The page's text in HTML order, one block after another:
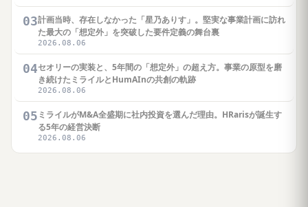
03計画当時、存在しなかった「星乃ありす」。堅実な事業計画に訪れ
た最大の「想定外」を突破した要件定義の舞台裏
2026.08.06
04セオリーの実装と、5年間の「想定外」の超え方。事業の原型を磨
き続けたミライルとHumAInの共創の軌跡
2026.08.06
05 ミライルがM&A全盛期に社内投資を選んだ理由。HRarisが誕生す
る5年の経営決断
2026.08.06